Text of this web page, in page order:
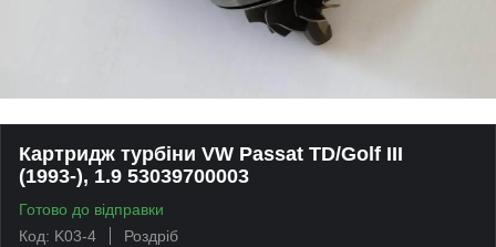
Картридж турбіни VW Passat TD/Golf III
(1993-), 1.9 53039700003
Готово до відправки
Код: K03-4
Роздріб